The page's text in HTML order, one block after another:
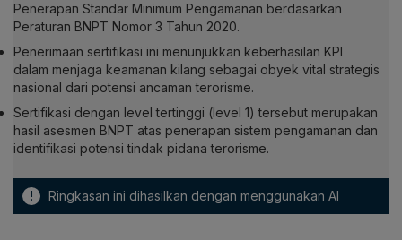
Penerapan Standar Minimum Pengamanan berdasarkan
Peraturan BNPT Nomor 3 Tahun 2020.
Penerimaan sertifikasi ini menunjukkan keberhasilan KPI
dalam menjaga keamanan kilang sebagai obyek vital strategis
nasional dari potensi ancaman terorisme.
Sertifikasi dengan level tertinggi (level 1) tersebut merupakan
hasil asesmen BNPT atas penerapan sistem pengamanan dan
identifikasi potensi tindak pidana terorisme.
! Ringkasan ini dihasilkan dengan menggunakan AI